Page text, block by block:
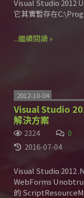
Visual Studio 2012
它其實暫存在
...繼續閱讀 »
2012-10-04
Visual Studio
解決方案
2324 0
2016-07-04
Visual Studio 2012
WebForms
的